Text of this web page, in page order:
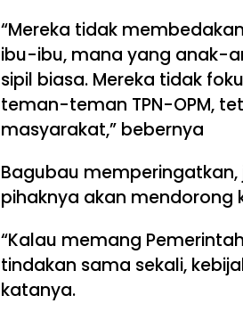
“Mereka tidak
ibu-ibu, mana yang anak-
sipil biasa. Mereka tidak
teman-teman TPN-OPM,
masyarakat,” bebernya
Bagubau
pihaknya akan mendorong
“Kalau memang
tindakan sama sekali,
katanya.